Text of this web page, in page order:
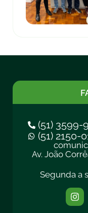
(51) 3599-
(51) 2150-
Av. João
Segunda a